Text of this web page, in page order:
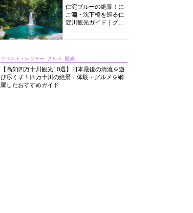
仁淀ブルーの絶景！に
こ淵・沈下橋を巡る仁
淀川観光ガイド｜グル
イベント・レジャー, グルメ, 観光
【高知四万十川観光10選】日本最後の清流を遊
び尽くす！四万十川の絶景・体験・グルメを網
羅したおすすめガイド